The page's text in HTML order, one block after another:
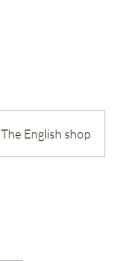
The English shop